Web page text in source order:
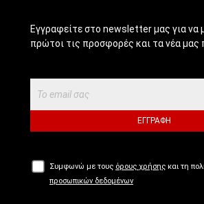
Εγγραφείτε στο newsletter μας για να
πρώτοι τις προσφορές και τα νέα μας
ΕΓΓΡΑΦΉ
Συμφωνώ με τους όρους χρήσης και τη
προσωπικών δεδομένων